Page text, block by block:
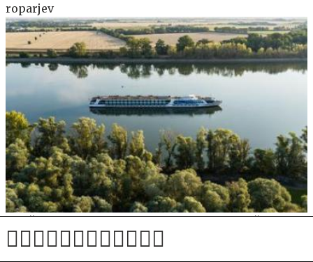
roparjev
Izsušena Donava razburja turiste: Nismo plačali za to